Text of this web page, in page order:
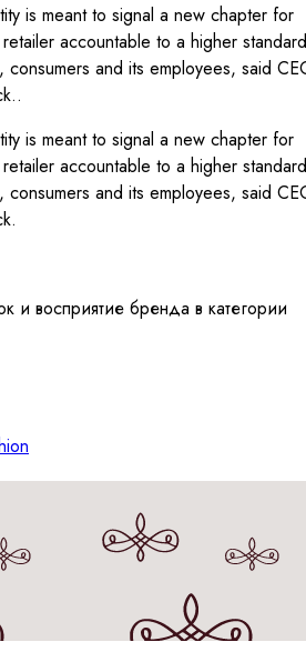
is meant to signal a new chapter for
accountable to a higher standard
and its employees, said
is meant to signal a new chapter for
accountable to a higher standard
and its employees, said
и восприятие бренда в категории
обработки данных